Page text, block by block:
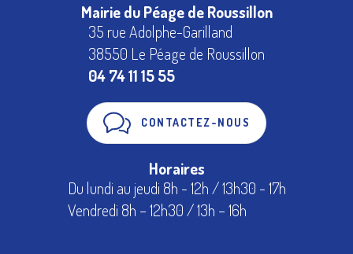
Mairie du Péage de Roussillon
35 rue Adolphe-Garilland
38550 Le Péage de Roussillon
04 74 11 15 55
CONTACTEZ-NOUS
Horaires
Du lundi au jeudi 8h - 12h / 13h30 - 17h
Vendredi 8h – 12h30 / 13h – 16h